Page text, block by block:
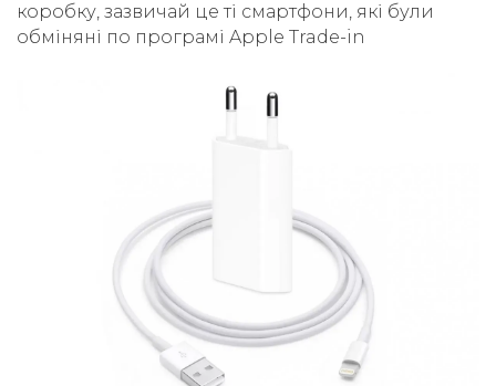
коробку, зазвичай це ті смартфони, які були
обміняні по програмі Apple Trade-in